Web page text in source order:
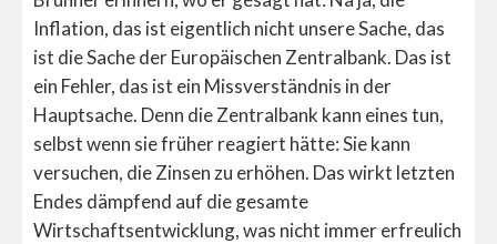
Inflation, das ist eigentlich nicht unsere Sache, das
ist die Sache der Europäischen Zentralbank. Das ist
ein Fehler, das ist ein Missverständnis in der
Hauptsache. Denn die Zentralbank kann eines tun,
selbst wenn sie früher reagiert hätte: Sie kann
versuchen, die Zinsen zu erhöhen. Das wirkt letzten
Endes dämpfend auf die gesamte
Wirtschaftsentwicklung, was nicht immer erfreulich